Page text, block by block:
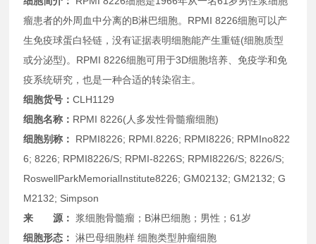
瘤患者的外周血中分离的B淋巴细胞。RPMI 8226细胞可以产
生免疫球蛋白轻链，没有证据表明细胞能产生重链(细胞质型
或分泌型)。RPMI 8226细胞可用于3D细胞培养、免疫学和免
疫系统研究，也是一种合适的转染宿主。
细胞货号：CLH1129
细胞名称： RPMI 8226(人多发性骨髓瘤细胞)
细胞别称：
RPMI8226; RPMI.8226; RPMI8226; RPMIno822
6; 8226; RPMI8226/S; RPMI-8226S; RPMI8226/S; 8226/S;
RoswellParkMemorialInstitute8226; GM02132; GM2132; G
M2132; Simpson
来 源：
浆细胞骨髓瘤；B淋巴细胞；男性；61岁
细胞形态： 淋巴母细胞样 细胞类型肿瘤细胞